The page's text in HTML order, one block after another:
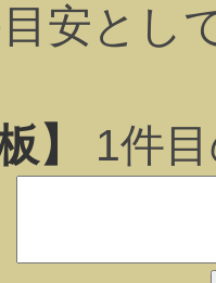
安とし
】 1件